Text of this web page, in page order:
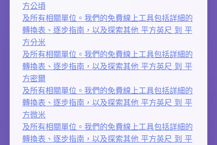
方公頃
及所有相關單位。我們的免費線上工具包括詳細的
轉換表、逐步指南，以及探索其他 平方英尺 到 平
方分米
及所有相關單位。我們的免費線上工具包括詳細的
轉換表、逐步指南，以及探索其他 平方英尺 到 平
方密爾
及所有相關單位。我們的免費線上工具包括詳細的
轉換表、逐步指南，以及探索其他 平方英尺 到 平
方微米
及所有相關單位。我們的免費線上工具包括詳細的
轉換表、逐步指南，以及探索其他 平方英尺 到 平